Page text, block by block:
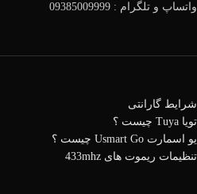
واتساپ و تلگرام : 09385009999
شرایط گارانتی
تویا Tuya چیست ؟
یو اسمارت Usmart Go چیست ؟
تنظیمات ریموت های 433mhz